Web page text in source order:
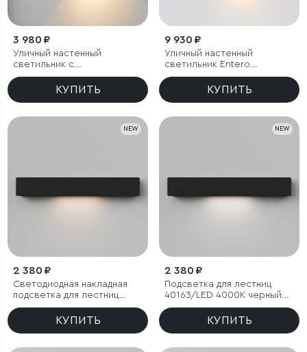
3 980 ₽
Уличный настенный
светильник с
регулируемыми лучами
BLADE 3000K белый
КУПИТЬ
9 930 ₽
Уличный настенный
светильник Entero
(35189/W) 3000K черный
КУПИТЬ
NEW
2 380 ₽
Светодиодная накладная
подсветка для лестниц
40163/LED 3000К черный
КУПИТЬ
NEW
2 380 ₽
Подсветка для лестниц
40163/LED 4000К черный
IP65
КУПИТЬ